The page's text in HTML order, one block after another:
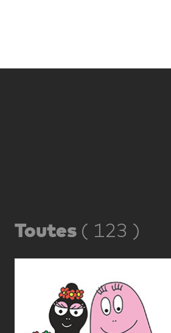
Toutes ( 123 )